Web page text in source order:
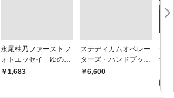
永尾柚乃ファーストフ
ォトエッセイ ゆのも
のがたり
￥1,683
ステディカムオペレー
ターズ・ハンドブック
日本語版 電子版 第２
￥6,600
集
ウ
【